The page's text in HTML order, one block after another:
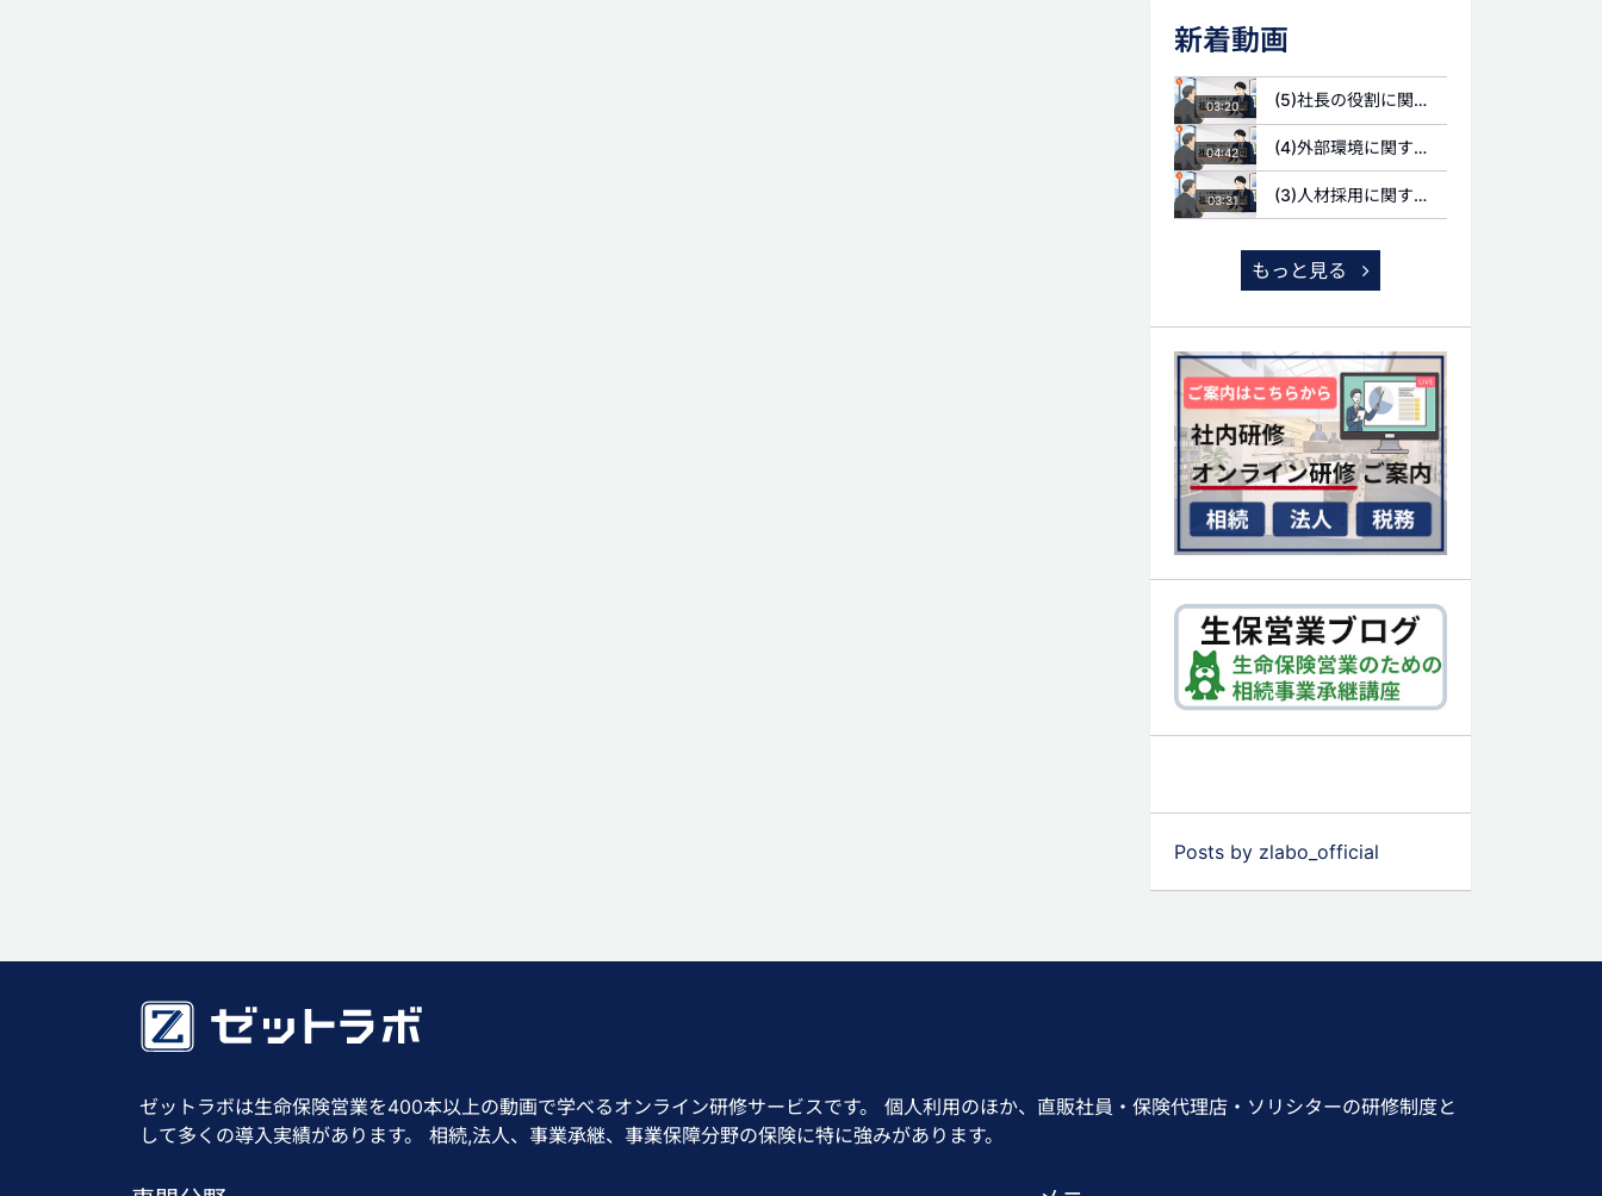
新着動画
03:20 (5)社長の役割に関する質問
04:42 (4)外部環境に関する質問
03:31 (3)人材採用に関する質問
もっと見る
Posts by zlabo_official
ゼットラボは生命保険営業を400本以上の動画で学べるオンライン研修サービスです。 個人利用のほか、直販社員・保険代理店・ソリシターの研修制度と
して多くの導入実績があります。 相続,法人、事業承継、事業保障分野の保険に特に強みがあります。